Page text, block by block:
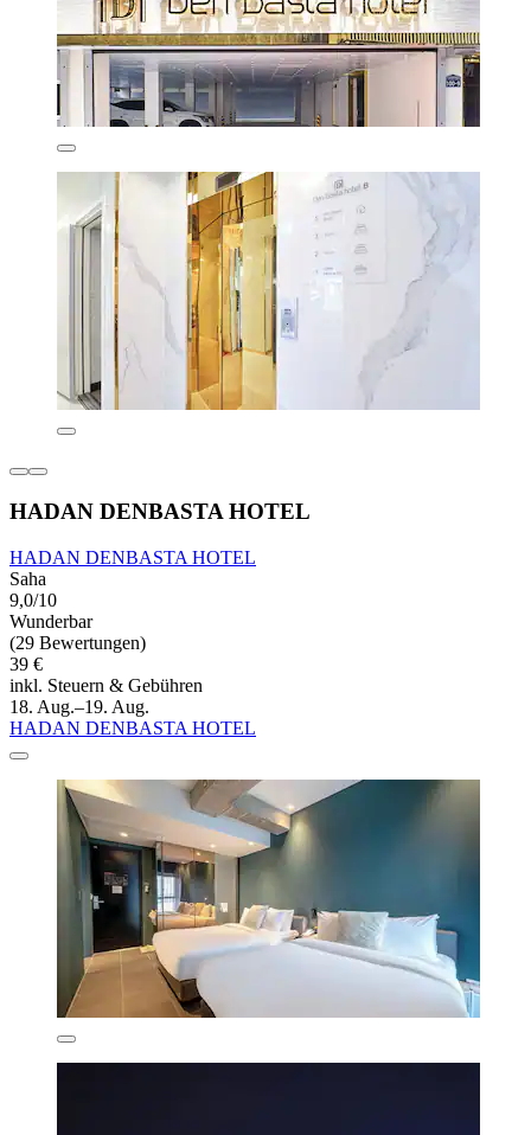
HADAN DENBASTA HOTEL
HADAN DENBASTA HOTEL
Saha
9,0/10
Wunderbar
(29 Bewertungen)
39 €
inkl. Steuern & Gebühren
18. Aug.–19. Aug.
HADAN DENBASTA HOTEL